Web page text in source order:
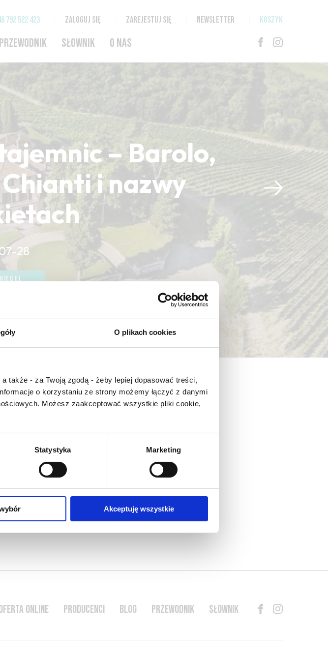
O plikach cookies
także - za Twoją zgodą - żeby lepiej dopasować treści,
o korzystaniu ze strony możemy łączyć z danymi
Możesz zaakceptować wszystkie pliki cookie,
Statystyka Marketing
Akceptuję wszystkie
792 522 423 ZALOGUJ SIĘ ZAREJESTUJ SIĘ NEWSLETTER KOSZYK
PRZEWODNIK SŁOWNIK O NAS
– Barolo,
i nazwy
28
ONLINE PRODUCENCI BLOG PRZEWODNIK SŁOWNIK